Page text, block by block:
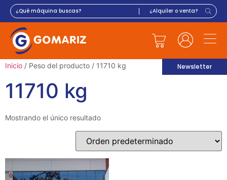
Newsletter
Inicio / Peso del producto / 11710 kg
11710 kg
Mostrando el único resultado